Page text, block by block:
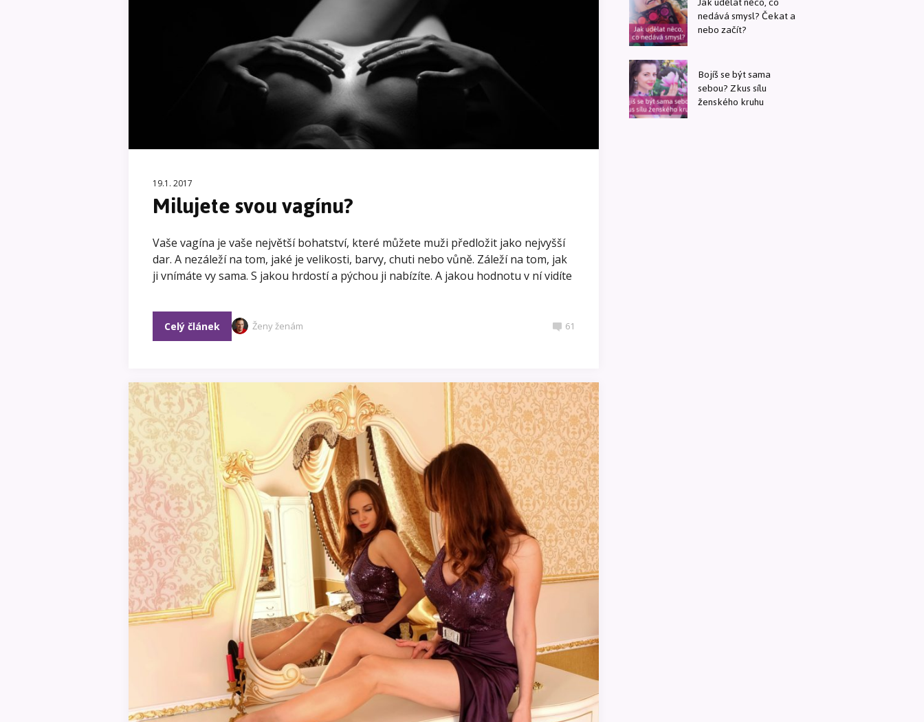
19.1. 2017
Milujete svou vagínu?
Vaše vagína je vaše největší bohatství, které můžete muži předložit jako nejvyšší
dar. A nezáleží na tom, jaké je velikosti, barvy, chuti nebo vůně. Záleží na tom, jak
ji vnímáte vy sama. S jakou hrdostí a pýchou ji nabízíte. A jakou hodnotu v ní vidíte
Celý článek Ženy ženám 61
nedává smysl? Čekat a
nebo začít?
Bojíš se být sama
sebou? Zkus sílu
ženského kruhu